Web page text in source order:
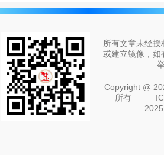
所有文章未经授
或建立镜像，如
Copyright @
所有